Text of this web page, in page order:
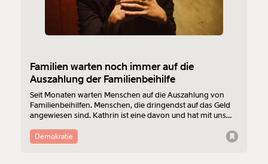
1/3
Familien warten noch immer auf die
Auszahlung der Familienbeihilfe
Seit Monaten warten Menschen auf die Auszahlung von
Familienbeihilfen. Menschen, die dringendst auf das Geld
angewiesen sind. Kathrin ist eine davon und hat mit uns
Was ist da passiert?
Demokratie